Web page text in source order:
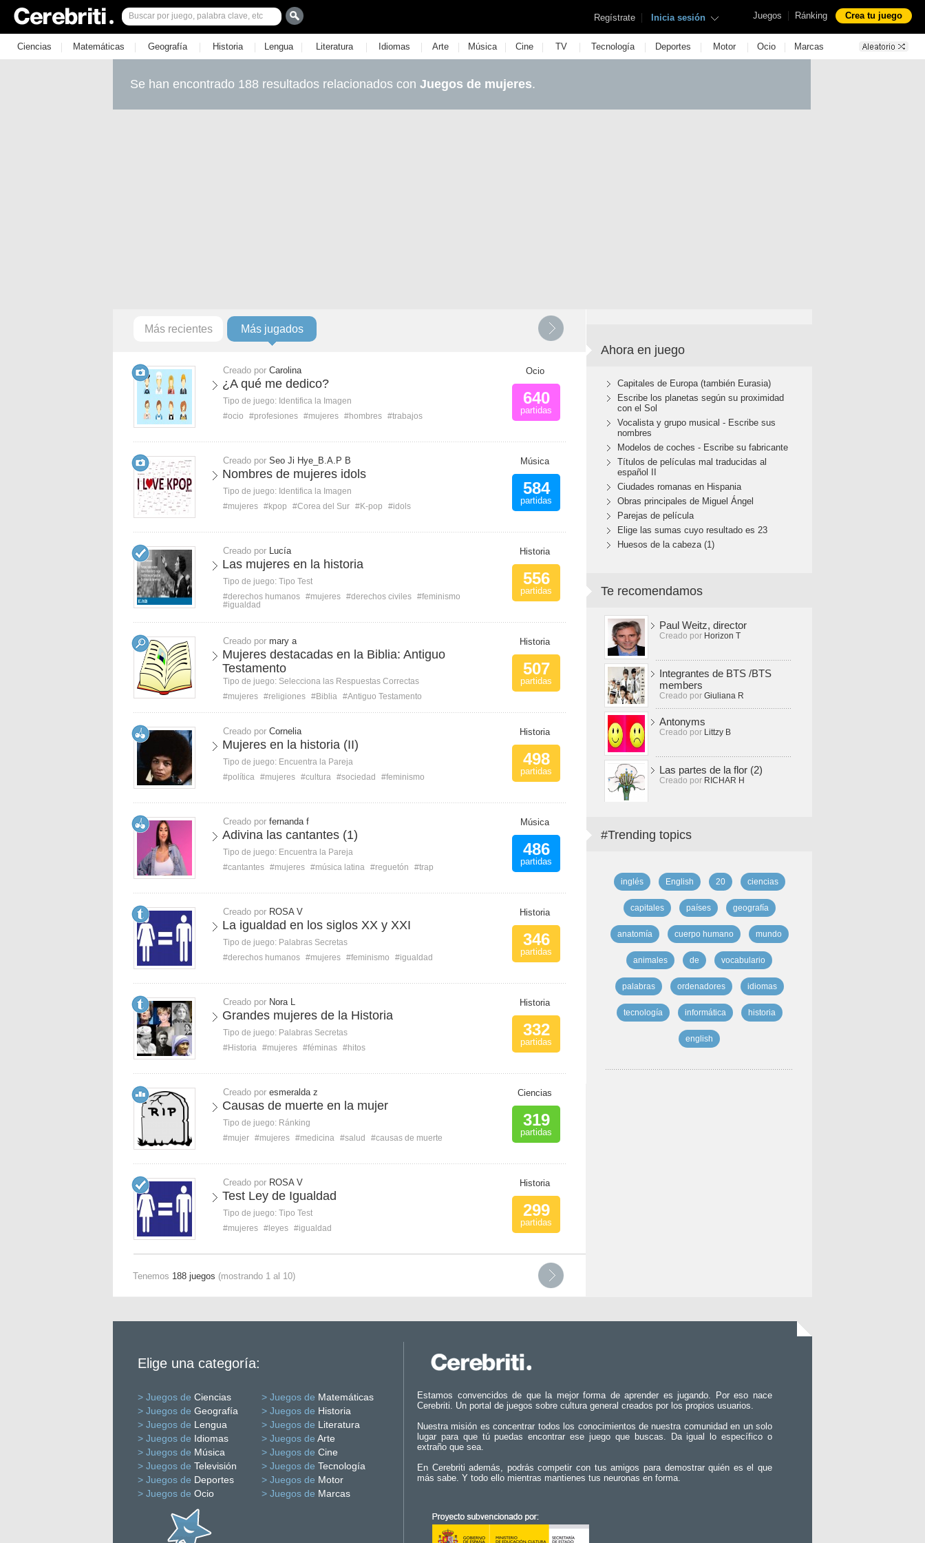
Juegos | Ránking Crea tu juego
Regístrate | Inicia sesión
Ciencias | Matemáticas | Geografía | Historia | Lengua | Literatura | Idiomas | Arte | Música | Cine | TV | Tecnología | Deportes | Motor | Ocio | Marcas
Se han encontrado 188 resultados relacionados con Juegos de mujeres.
Más recientes Más jugados
Creado por Carolina
¿A qué me dedico?
Tipo de juego: Identifica la Imagen
#ocio
#profesiones #mujeres #hombres #trabajos
Ocio
640
partidas
Creado por Seo Ji Hye_B.A.P B
Nombres de mujeres idols
Tipo de juego: Identifica la Imagen
#mujeres #kpop #Corea del Sur #K-pop #idols
Música
584
partidas
Creado por Lucía
Las mujeres en la historia
Tipo de juego: Tipo Test
#derechos humanos #mujeres #derechos civiles #feminismo
#igualdad
Historia
556
partidas
Creado por mary a
Mujeres destacadas en la Biblia: Antiguo
Testamento
Tipo de juego: Selecciona las Respuestas Correctas
#mujeres #religiones #Biblia #Antiguo Testamento
Historia
507
partidas
Creado por Cornelia
Mujeres en la historia (II)
Tipo de juego: Encuentra la Pareja
#política #mujeres #cultura #sociedad #feminismo
Historia
498
partidas
Creado por fernanda f
Adivina las cantantes (1)
Tipo de juego: Encuentra la Pareja
#cantantes #mujeres #música latina #reguetón #trap
Música
486
partidas
Creado por ROSA V
La igualdad en los siglos XX y XXI
Tipo de juego: Palabras Secretas
#derechos humanos #mujeres #feminismo #igualdad
Historia
346
partidas
Creado por Nora L
Grandes mujeres de la Historia
Tipo de juego: Palabras Secretas
#Historia #mujeres #féminas #hitos
Historia
332
partidas
Creado por esmeralda z
Causas de muerte en la mujer
Tipo de juego: Ránking
#mujer #mujeres #medicina #salud #causas de muerte
Ciencias
319
partidas
Creado por ROSA V
Test Ley de Igualdad
Tipo de juego: Tipo Test
#mujeres #leyes #igualdad
Historia
299
partidas
Tenemos 188 juegos (mostrando 1 al 10)
Ahora en juego
Capitales de Europa (también Eurasia)
Escribe los planetas según su proximidad
con el Sol
Vocalista y grupo musical - Escribe sus
nombres
Modelos de coches - Escribe su fabricante
Títulos de películas mal traducidas al
español II
Ciudades romanas en Hispania
Obras principales de Miguel Ángel
Parejas de película
Elige las sumas cuyo resultado es 23
Huesos de la cabeza (1)
Te recomendamos
Paul Weitz, director
Creado por Horizon T
Integrantes de BTS /BTS
members
Creado por Giuliana R
Antonyms
Creado por Littzy B
Las partes de la flor (2)
Creado por RICHAR H
#Trending topics
inglés English 20 ciencias
capitales países geografía
anatomía cuerpo humano mundo
animales de vocabulario
palabras ordenadores idiomas
tecnología informática historia
english
Elige una categoría:
> Juegos de Ciencias > Juegos de Matemáticas
> Juegos de Geografía > Juegos de Historia
> Juegos de Lengua > Juegos de Literatura
> Juegos de Idiomas > Juegos de Arte
> Juegos de Música > Juegos de Cine
> Juegos de Televisión > Juegos de Tecnología
> Juegos de Deportes > Juegos de Motor
> Juegos de Ocio > Juegos de Marcas
Estamos convencidos de que la mejor forma de aprender es jugando. Por eso nace
Cerebriti. Un portal de juegos sobre cultura general creados por los propios usuarios.
Nuestra misión es concentrar todos los conocimientos de nuestra comunidad en un solo
lugar para que tú puedas encontrar ese juego que buscas. Da igual lo específico o
extraño que sea.
En Cerebriti además, podrás competir con tus amigos para demostrar quién es el que
más sabe. Y todo ello mientras mantienes tus neuronas en forma.